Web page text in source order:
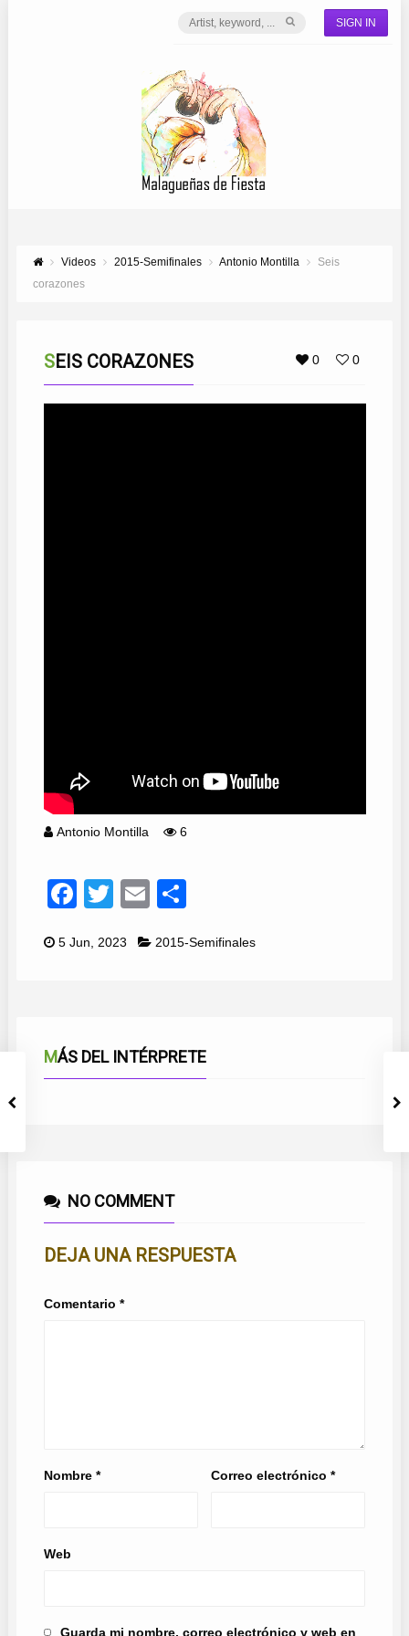
SIGN IN
Videos 2015-Semifinales Antonio Montilla
Seis
corazones
0 0
SEIS CORAZONES
Antonio Montilla 6
Facebook
TwitterEmail
5 Jun, 2023 2015-Semifinales
MÁS DEL INTÉRPRETE
NO COMMENT
DEJA UNA RESPUESTA
Comentario *
Nombre * Correo electrónico*
Web
Guarda mi nombre, correo electrónico y web en